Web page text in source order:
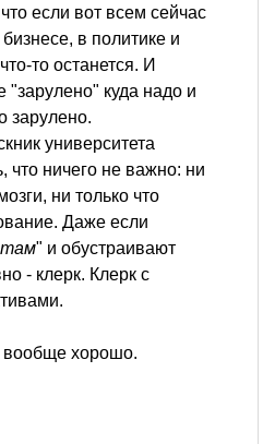
если вот всем сейчас
в политике и
то останется. И
куда надо и
зарулено.
университета
что ничего не важно: ни
ни только что
Даже если
" и обустраивают
- клерк. Клерк с
вообще хорошо.